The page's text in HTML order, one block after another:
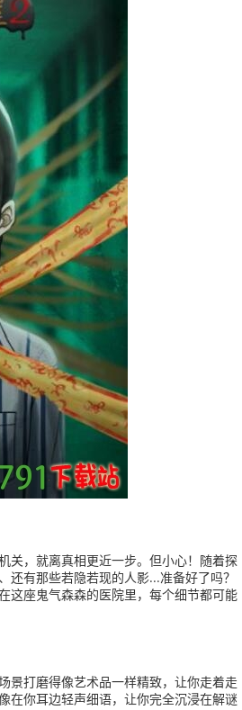
关，就离真相更近一步。但小心！随着探
有那些若隐若现的人影...准备好了吗？
这座鬼气森森的医院里，每个细节都可能
景打磨得像艺术品一样精致，让你走着走
在你耳边轻声细语，让你完全沉浸在解谜